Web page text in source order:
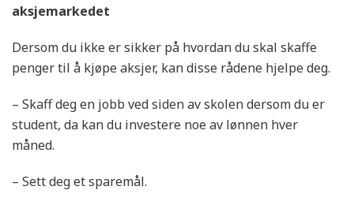
aksjemarkedet
Dersom du ikke er sikker på hvordan du skal skaffe
penger til å kjøpe aksjer, kan disse rådene hjelpe deg.
– Skaff deg en jobb ved siden av skolen dersom du er
student, da kan du investere noe av lønnen hver
måned.
– Sett deg et sparemål.